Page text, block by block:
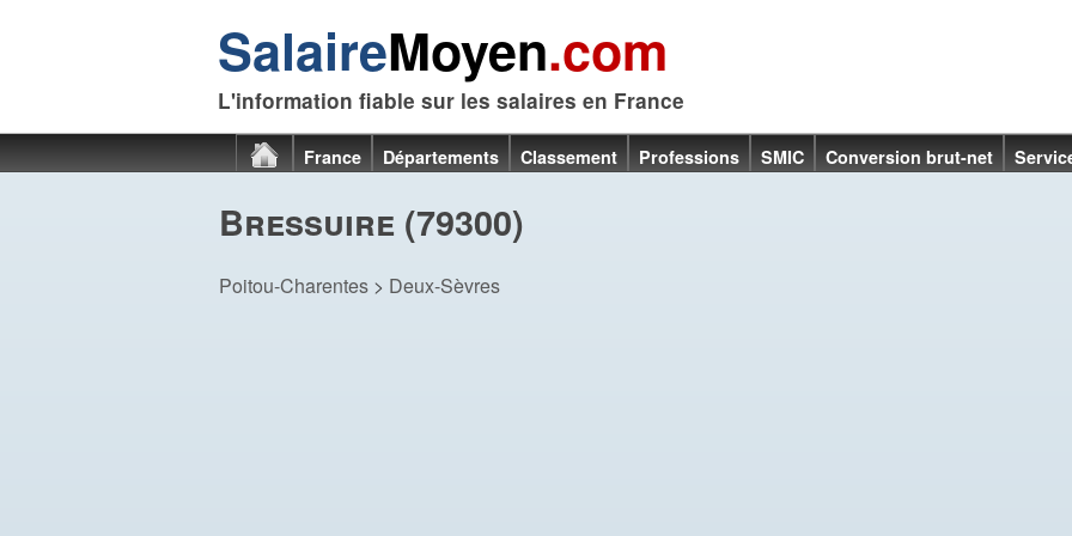
SalaireMoyen.com
L'information fiable sur les salaires en France
France Départements Classement Professions SMIC Conversion brut-net
Bressuire (79300)
Poitou-Charentes > Deux-Sèvres